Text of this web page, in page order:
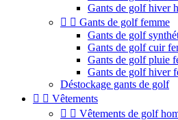
Gants de golf hiver
  Gants de golf femme
Gants de golf
Gants de golf cuir
Gants de golf pluie
Gants de golf hiver
Déstockage gants de golf
  Vêtements
  Vêtements de golf